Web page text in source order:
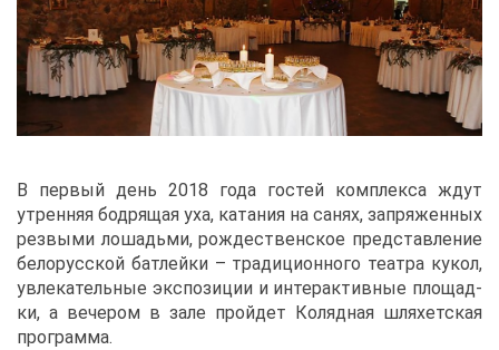
В пер­вый день 2018 го­да го­стей ком­плек­са ждут
утрен­няя бод­ря­щая уха, ка­та­ния на са­нях, за­пря­жен­ных
рез­вы­ми ло­ша­дь­ми, рож­де­ствен­ское пред­став­ле­ние
бе­ло­рус­ской бат­лей­ки – тра­ди­ци­он­но­го те­ат­ра ку­кол,
увле­ка­тель­ные экс­по­зи­ции и ин­тер­ак­тив­ные пло­щад­
ки, а ве­че­ром в за­ле прой­дет Ко­ляд­ная шля­хет­ская
про­грам­ма.